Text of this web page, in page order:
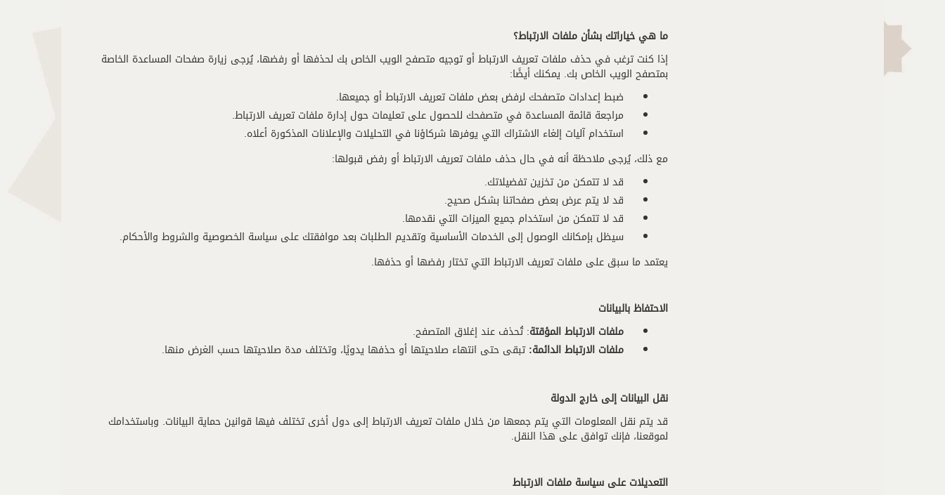
ما هي خياراتك بشأن ملفات الارتباط؟
إذا كنت ترغب في حذف ملفات تعريف الارتباط أو توجيه متصفح الويب الخاص بك لحذفها أو رفضها، يُرجى زيارة صفحات المساعدة الخاصة
بمتصفح الويب الخاص بك. يمكنك أيضًا:
ضبط إعدادات متصفحك لرفض بعض ملفات تعريف الارتباط أو جميعها.
مراجعة قائمة المساعدة في متصفحك للحصول على تعليمات حول إدارة ملفات تعريف الارتباط.
استخدام آليات إلغاء الاشتراك التي يوفرها شركاؤنا في التحليلات والإعلانات المذكورة أعلاه.
مع ذلك، يُرجى ملاحظة أنه في حال حذف ملفات تعريف الارتباط أو رفض قبولها:
قد لا تتمكن من تخزين تفضيلاتك.
قد لا يتم عرض بعض صفحاتنا بشكل صحيح.
قد لا تتمكن من استخدام جميع الميزات التي نقدمها.
سيظل بإمكانك الوصول إلى الخدمات الأساسية وتقديم الطلبات بعد موافقتك على سياسة الخصوصية والشروط والأحكام.
يعتمد ما سبق على ملفات تعريف الارتباط التي تختار رفضها أو حذفها.
الاحتفاظ بالبيانات
ملفات الارتباط المؤقتة: تُحذف عند إغلاق المتصفح.
ملفات الارتباط الدائمة: تبقى حتى انتهاء صلاحيتها أو حذفها يدويًا، وتختلف مدة صلاحيتها حسب الغرض منها.
نقل البيانات إلى خارج الدولة
قد يتم نقل المعلومات التي يتم جمعها من خلال ملفات تعريف الارتباط إلى دول أخرى تختلف فيها قوانين حماية البيانات. وباستخدامك
لموقعنا، فإنك توافق على هذا النقل.
التعديلات على سياسة ملفات الارتباط